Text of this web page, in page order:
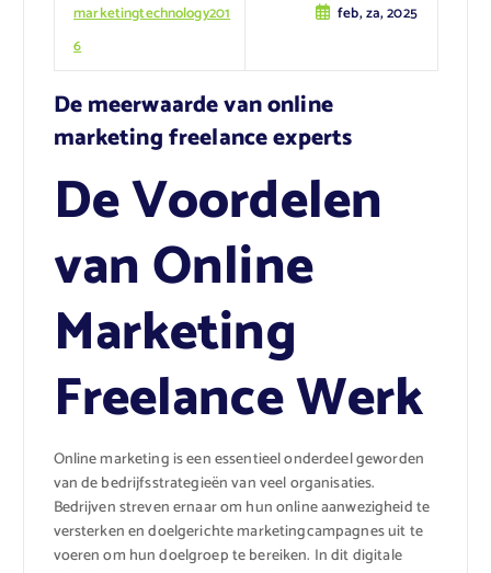
marketingtechnology201
6
feb, za, 2025
De meerwaarde van online
marketing freelance experts
De Voordelen
van Online
Marketing
Freelance Werk
Online marketing is een essentieel onderdeel geworden
van de bedrijfsstrategieën van veel organisaties.
Bedrijven streven ernaar om hun online aanwezigheid te
versterken en doelgerichte marketingcampagnes uit te
voeren om hun doelgroep te bereiken. In dit digitale